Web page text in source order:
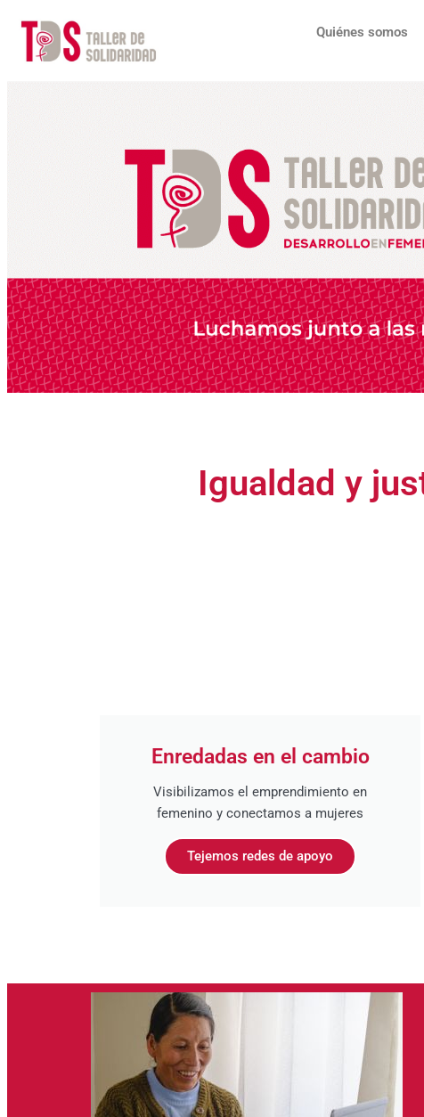
contenido
Quiénes somos
Igualdad y
Enredadas en el cambio
Visibilizamos el emprendimiento en
femenino y conectamos a mujeres
Tejemos redes de apoyo